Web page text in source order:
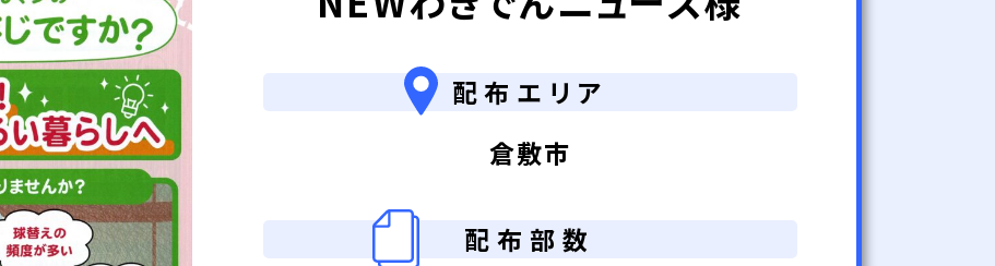
配布エリア
倉敷市
配布部数